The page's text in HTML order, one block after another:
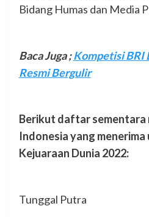
Bidang Humas dan Media
Baca Juga ;Kompetisi BRI
Resmi Bergulir
Berikut daftar sementara
Indonesia yang
Kejuaraan Dunia 2022:
Tunggal Putra